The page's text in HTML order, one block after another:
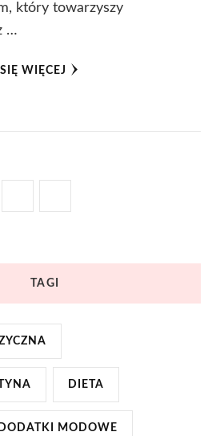
który towarzyszy
…
WIĘCEJ
TAGI
DIETA
DODATKI MODOWE